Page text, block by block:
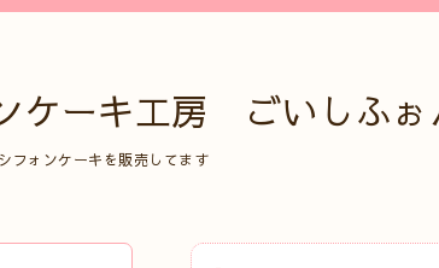
ケーキ工房 ごいしふぉ
フォンケーキを販売してます